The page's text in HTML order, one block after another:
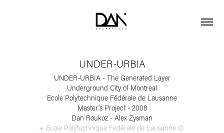
UNDER-URBIA
UNDER-URBIA - The Generated Layer
Underground City of Montreal
Ecole Polytechnique Fédérale de Lausanne
Master's Project - 2008
Dan Roukoz - Alex Zysman
+ Ecole Polytechnique Fédérale de Lausanne ©